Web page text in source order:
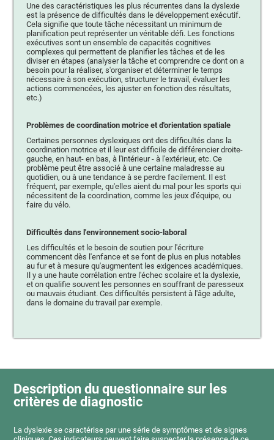
Une des caractéristiques les plus récurrentes dans la dyslexie
est la présence de difficultés dans le développement exécutif.
Cela signifie que toute tâche nécessitant un minimum de
planification peut représenter un véritable défi. Les fonctions
exécutives sont un ensemble de capacités cognitives
complexes qui permettent de planifier les tâches et de les
diviser en étapes (analyser la tâche et comprendre ce dont on a
besoin pour la réaliser, s'organiser et déterminer le temps
nécessaire à son exécution, structurer le travail, évaluer les
actions commencées, les ajuster en fonction des résultats,
etc.)
Problèmes de coordination motrice et d'orientation spatiale
Certaines personnes dyslexiques ont des difficultés dans la
coordination motrice et il leur est difficile de différencier droite-
gauche, en haut- en bas, à l'intérieur - à l'extérieur, etc. Ce
problème peut être associé à une certaine maladresse au
quotidien, ou à une tendance à se perdre facilement. Il est
fréquent, par exemple, qu'elles aient du mal pour les sports qui
nécessitent de la coordination, comme les jeux d'équipe, ou
faire du vélo.
Difficultés dans l'environnement socio-laboral
Les difficultés et le besoin de soutien pour l'écriture
commencent dès l'enfance et se font de plus en plus notables
au fur et à mesure qu'augmentent les exigences académiques.
Il y a une haute corrélation entre l'échec scolaire et la dyslexie,
et on qualifie souvent les personnes en souffrant de paresseux
ou mauvais étudiant. Ces difficultés persistent à l'âge adulte,
dans le domaine du travail par exemple.
Description du questionnaire sur les
critères de diagnostic
La dyslexie se caractérise par une série de symptômes et de signes